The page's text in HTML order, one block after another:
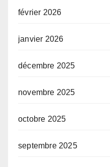
février 2026
janvier 2026
décembre 2025
novembre 2025
octobre 2025
septembre 2025